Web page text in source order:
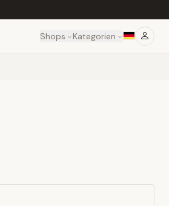
Shops Kategorien